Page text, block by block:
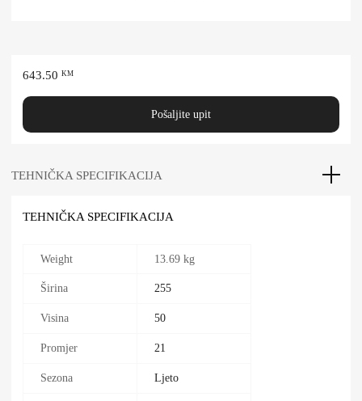
643.50 KM
Pošaljite upit
TEHNIČKA SPECIFIKACIJA
TEHNIČKA SPECIFIKACIJA
Weight 13.69 kg
Širina 255
Visina 50
Promjer 21
Sezona Ljeto